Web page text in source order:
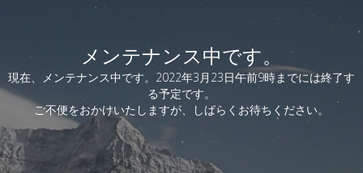
メンテナンス中です。
現在、メンテナンス中です。2022年3月23日午前9時までには終了す
る予定です。
ご不便をおかけいたしますが、しばらくお待ちください。